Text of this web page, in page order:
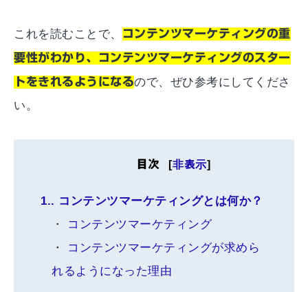
これを読むことで、 コンテンツマーケティングの重
要性がわかり、コンテンツマーケティングのスター
トをきれるようになるので、ぜひ参考にしてくださ
い。
目次 [非表示]
1.
コンテンツマーケティングとは何か？
コンテンツマーケティング
コンテンツマーケティングが求めら
れるようになった理由